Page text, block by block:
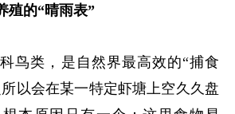
殖的“晴雨表”
鸟类，是自然界最高效的“捕食
以会在某一特定虾塘上空久久盘